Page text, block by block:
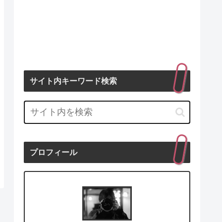
サイト内キーワード検索
プロフィール